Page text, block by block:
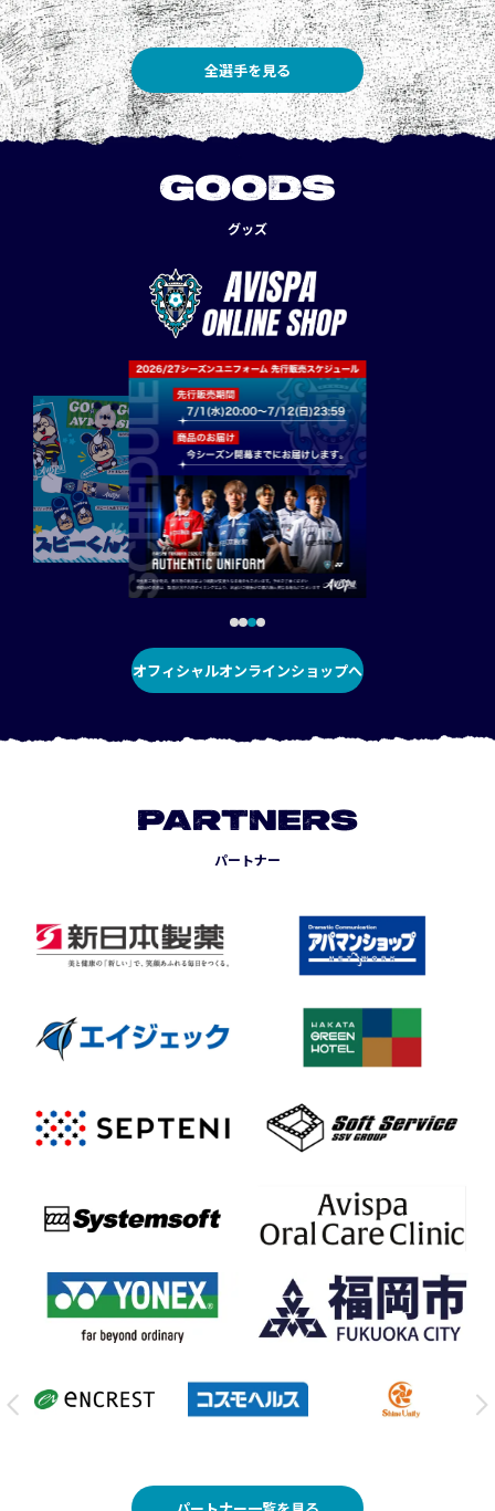
全選手を見る
GOODS
グッズ
オフィシャルオンラインショップへ
PARTNERS
パートナー